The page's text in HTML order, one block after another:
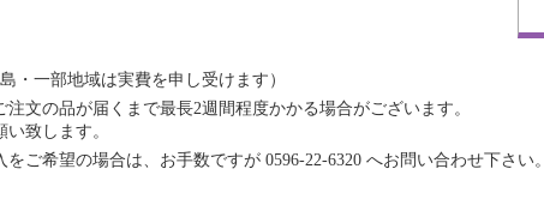
・一部地域は実費を申し受けます）
文の品が届くまで最長2週間程度かかる場合がございます。
致します。
ご希望の場合は、お手数ですが 0596-22-6320 へお問い合わせ下さい。